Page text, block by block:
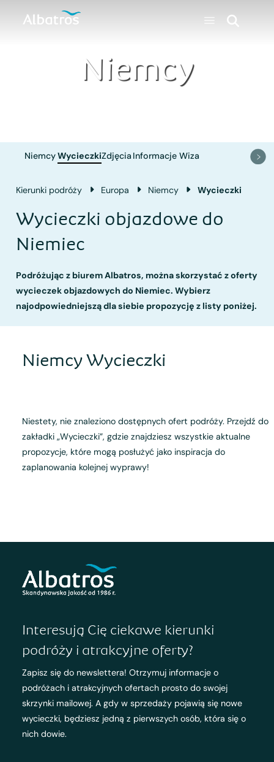
Niemcy
NiemcyWycieczkiZdjęcia Informacje Wiza
Kierunki podróży Europa Niemcy Wycieczki
Wycieczki objazdowe do
Niemiec
Podróżując z biurem Albatros, można skorzystać z oferty
wycieczek objazdowych do Niemiec. Wybierz
najodpowiedniejszą dla siebie propozycję z listy poniżej.
Niemcy Wycieczki
Niestety, nie znaleziono dostępnych ofert podróży. Przejdź do
zakładki „Wycieczki”, gdzie znajdziesz wszystkie aktualne
propozycje, które mogą posłużyć jako inspiracja do
zaplanowania kolejnej wyprawy!
Interesują Cię ciekawe kierunki
podróży i atrakcyjne oferty?
Zapisz się do newslettera! Otrzymuj informacje o
podróżach i atrakcyjnych ofertach prosto do swojej
skrzynki mailowej. A gdy w sprzedaży pojawią się nowe
wycieczki, będziesz jedną z pierwszych osób, która się o
nich dowie.